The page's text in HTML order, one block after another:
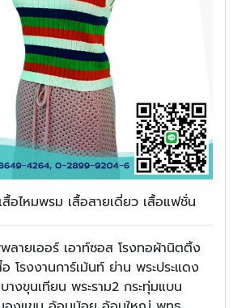
สื้อไหมพรม เสื้อสายเดี่ยว เสื้อแฟชั่น
ลายเออร์ เอาท์ซอส โรงทอผ้านิตติ้ง
โรงงานการ์เม้นท์ ย่าน พระประแดง
างขุนเทียน พระราม2 กระทุ่มแบน